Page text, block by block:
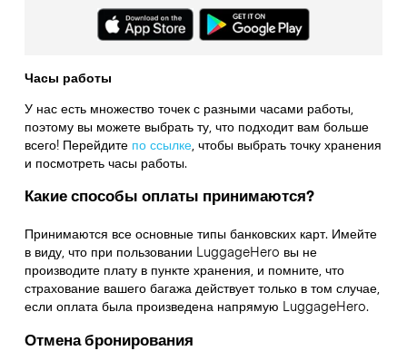
Часы работы
У нас есть множество точек с разными часами работы,
поэтому вы можете выбрать ту, что подходит вам больше
всего! Перейдите по ссылке,чтобы выбрать точку хранения
и посмотреть часы работы.
Какие способы оплаты принимаются?
Принимаются все основные типы банковских карт. Имейте
в виду, что при пользовании LuggageHero вы не
производите плату в пункте хранения, и помните, что
страхование вашего багажа действует только в том случае,
если оплата была произведена напрямую LuggageHero.
Отмена бронирования